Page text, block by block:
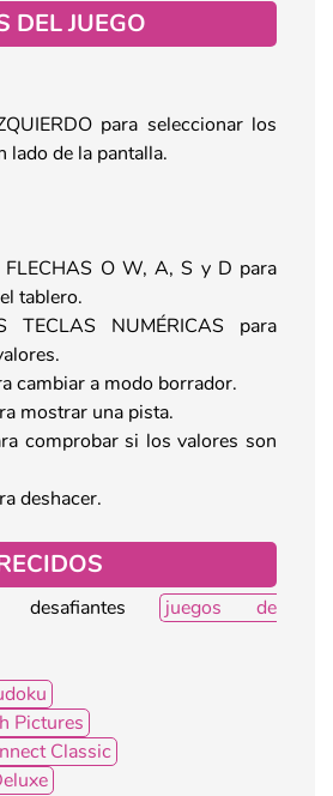
DEL JUEGO
para seleccionar los
lado de la pantalla.
FLECHAS O W, A, S y D para
tablero.
TECLAS NUMÉRICAS para
cambiar a modo borrador.
mostrar una pista.
comprobar si los valores son
deshacer.
desafiantes
juegos de
Pictures
Classic